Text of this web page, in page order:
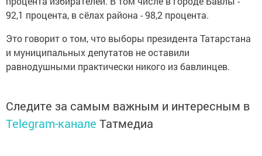
92,1 процента, в сёлах района - 98,2 процента.
Это говорит о том, что выборы президента Татарстана
и муниципальных депутатов не оставили
равнодушными практически никого из бавлинцев.
Следите за самым важным и интересным в
Telegram-канале Татмедиа